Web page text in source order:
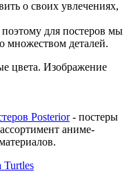
о своих увлечениях,
для постеров мы
множеством деталей.
цвета. Изображение
Posterior- постеры
аниме-